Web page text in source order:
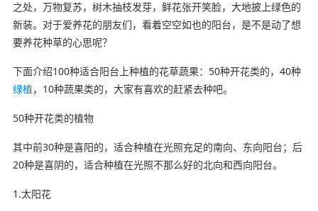
之处，万物复苏，树⽊抽枝发芽，鲜花张开笑脸，⼤地披上绿⾊的
新装。对于爱养花的朋友们，看着空空如也的阳台，是不是动了想
要养花种草的心思呢？
下面介绍100种适合阳台上种植的花草蔬果：50种开花类的，40种
绿植，10种蔬果类的，大家有喜欢的赶紧去种吧。
50种开花类的植物
其中前30种是喜阳的，适合种植在光照充足的南向、东向阳台；后
20种是喜阴的，适合种植在光照不那么好的北向和西向阳台。
1.太阳花